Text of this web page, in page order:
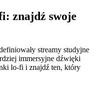
znajdź swoje
streamy studyjne
immersyjne dźwięki
lo-fi i znajdź ten, który